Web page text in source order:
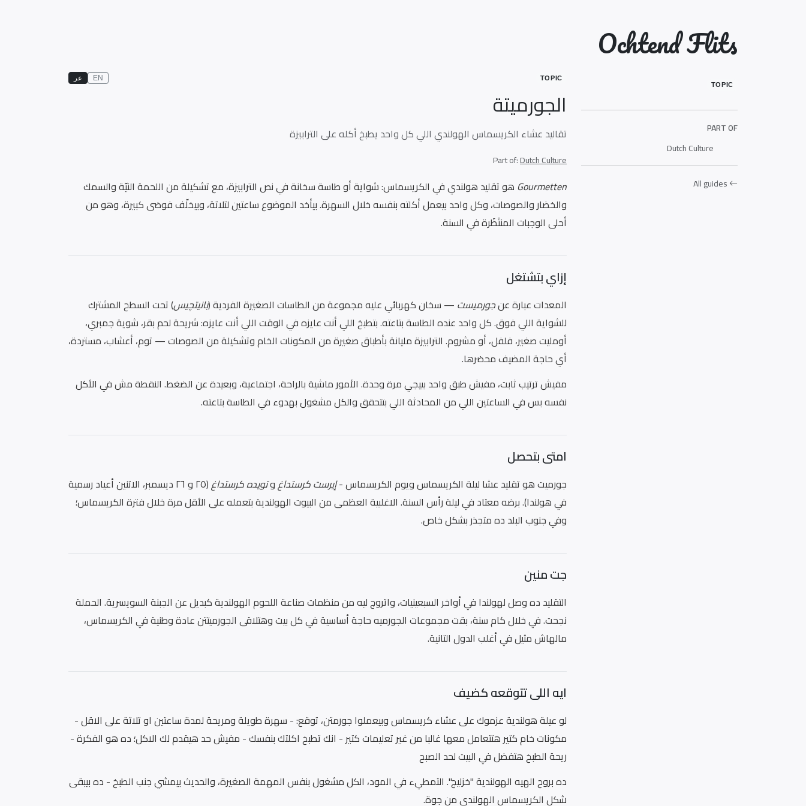
Ochtend Flits
TOPIC
PART OF
Dutch Culture
TOPIC
EN عر
الجورميتة
تقاليد عشاء الكريسماس الهولندي اللي كل واحد يطبخ أكله على الترابيزة
Part of:Dutch Culture
Gourmetten هو تقليد هولندي في الكريسماس: شواية أو طاسة سخانة في نص الترابيزة، مع تشكيلة من اللحمة النيّة والسمك
والخضار والصوصات، وكل واحد بيعمل أكلته بنفسه خلال السهرة. بيأخد الموضوع ساعتين لتلاتة، وبيخلّف فوضى كبيرة، وهو من
أحلى الوجبات المنتَظَرة في السنة.
إزاي بتشتغل
المعدات عبارة عنجورميست — سخان كهربائي عليه مجموعة من الطاسات الصغيرة الفردية (بانيتچيس) تحت السطح المشترك
للشواية اللي فوق. كل واحد عنده الطاسة بتاعته. بتطبخ اللي أنت عايزه في الوقت اللي أنت عايزه: شريحة لحم بقر، شوية جمبري،
أومليت صغير، فلفل، أو مشروم. الترابيزة مليانة بأطباق صغيرة من المكونات الخام وتشكيلة من الصوصات — توم، أعشاب، مستردة،
أي حاجة المضيف محضرها.
مفيش ترتيب ثابت، مفيش طبق واحد بييجي مرة وحدة. الأمور ماشية بالراحة، اجتماعية، وبعيدة عن الضغط. النقطة مش في الأكل
نفسه بس في الساعتين اللي من المحادثة اللي بتتحقق والكل مشغول بهدوء في الطاسة بتاعته.
امتى بتحصل
جورميت هو تقليد عشا ليلة الكريسماس ويوم الكريسماس -إيرست كرستداغوتويده كرستداغ
(٢٥ و ٢٦ ديسمبر، الاتنين أعياد رسمية
في هولندا). برضه معتاد في ليلة رأس السنة. الاغلبية العظمى من البيوت الهولندية بتعمله على الأقل مرة خلال فترة الكريسماس؛
وفي جنوب البلد ده متجذر بشكل خاص.
جت منين
التقليد ده وصل لهولندا في أواخر السبعينيات، واتروج ليه من منظمات صناعة اللحوم الهولندية كبديل عن الجبنة السويسرية. الحملة
نجحت. في خلال كام سنة، بقت مجموعات الجورميه حاجة أساسية في كل بيت وهتلاقى الجورميتتن عادة وطنية في الكريسماس،
مالهاش مثيل في أغلب الدول التانية.
ايه اللى تتوقعه كضيف
لو عيلة هولندية عزموك على عشاء كريسماس وبيعملوا جورمتن، توقع: - سهرة طويلة ومريحة لمدة ساعتين او تلاتة على الاقل -
مكونات خام كتير هتتعامل معها غالبا من غير تعليمات كتير - انك تطبخ اكلتك بنفسك - مفيش حد هيقدم لك الاكل؛ ده هو الفكرة -
ريحة الطبخ هتفضل في البيت لحد الصبح
ده بروح الهيه الهولندية "خزليج". التمطيء في المود، الكل مشغول بنفس المهمة الصغيرة، والحديث بيمشي جنب الطبخ - ده بيبقى
شكل الكريسماس الهولندي من جوة.